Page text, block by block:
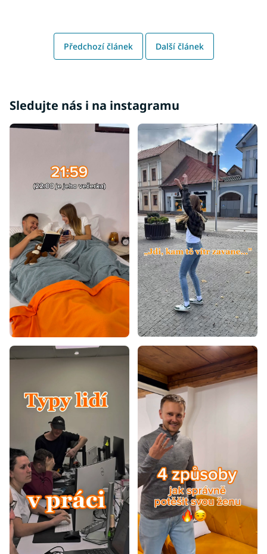
Předchozí článek Další článek
Sledujte nás i na instagramu